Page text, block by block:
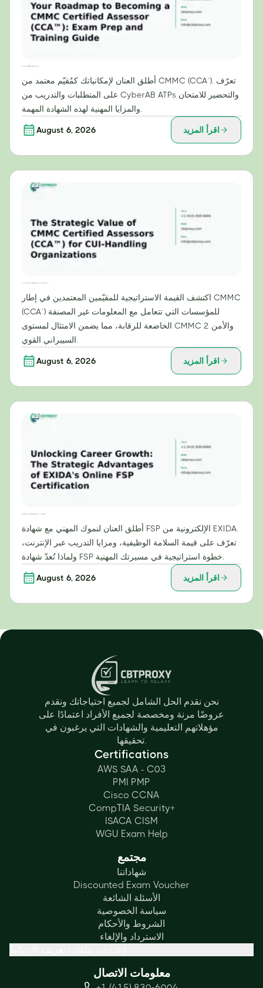
أطلق العنان لإمكانياتك كمُقيّم معتمد من CMMC (CCA™). تعرّف
على المتطلبات والتدريب من CyberAB ATPs والتحضير للامتحان
August 6, 2026 اقرأ المزيد
اكتشف القيمة الاستراتيجية للمقيّمين المعتمدين في إطار CMMC
(CCA™) للمؤسسات التي تتعامل مع المعلومات غير المصنفة
الخاضعة للرقابة، مما يضمن الامتثال لمستوى CMMC 2 والأمن
August 6, 2026 اقرأ المزيد
أطلق العنان لنموك المهني مع شهادة FSP الإلكترونية من EXIDA.
تعرّف على قيمة السلامة الوظيفية، ومزايا التدريب عبر الإنترنت،
August 6, 2026 اقرأ المزيد
نحن نقدم الحل الشامل لجميع احتياجاتك ونقدم
عروضًا مرنة ومخصصة لجميع الأفراد اعتمادًا على
مؤهلاتهم التعليمية والشهادات التي يرغبون في
تحقيقها.
Certifications
AWS SAA - C03
PMI PMP
Cisco CCNA
CompTIA Security+
ISACA CISM
WGU Exam Help
مجتمع
شهاداتنا
Discounted Exam Voucher
الأسئلة الشائعة
سياسة الخصوصية
الشروط والأحكام
الاسترداد والإلغاء
معلومات الاتصال